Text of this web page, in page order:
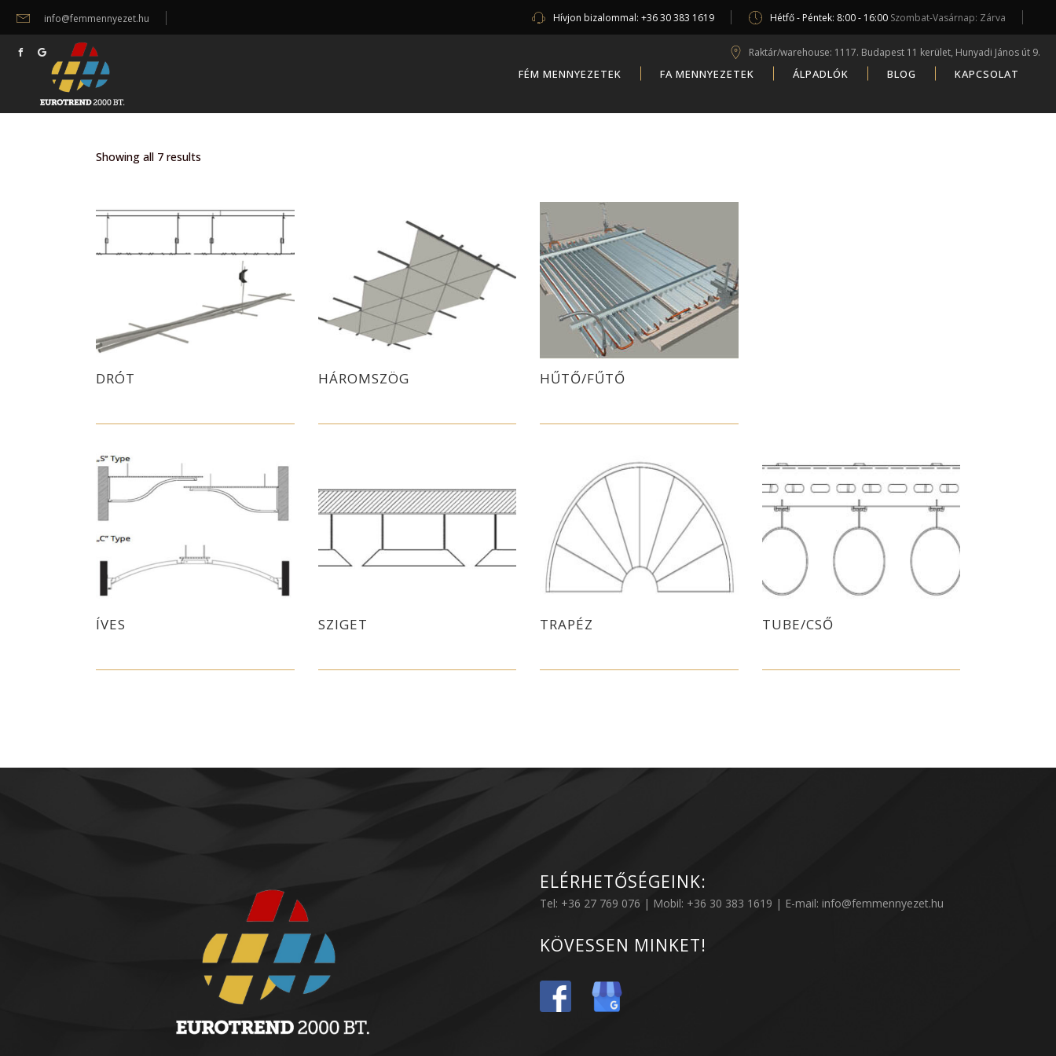
info@femmennyezet.hu Hívjon bizalommal: +36 30 383 1619 Hétfő - Péntek: 8:00 - 16:00 Szombat-Vasárnap: Zárva
Raktár/warehouse: 1117. Budapest 11 kerület, Hunyadi János út 9.
FÉM MENNYEZETEK FA MENNYEZETEK ÁLPADLÓK BLOG KAPCSOLAT
Showing all 7 results
DRÓT HÁROMSZÖG HŰTŐ/FŰTŐ
ÍVES SZIGET TRAPÉZ TUBE/CSŐ
ELÉRHETŐSÉGEINK:
Tel: +36 27 769 076 | Mobil: +36 30 383 1619 | E-mail: info@femmennyezet.hu
KÖVESSEN MINKET!